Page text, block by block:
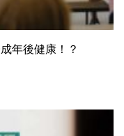
年後健康！？